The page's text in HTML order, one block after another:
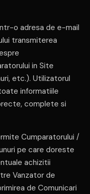
o adresa de e-mail
transmiterea
in Site
etc.). Utilizatorul
informatiile
complete si
Cumparatorului /
pe care doreste
achizitii
Vanzator de
de Comunicari